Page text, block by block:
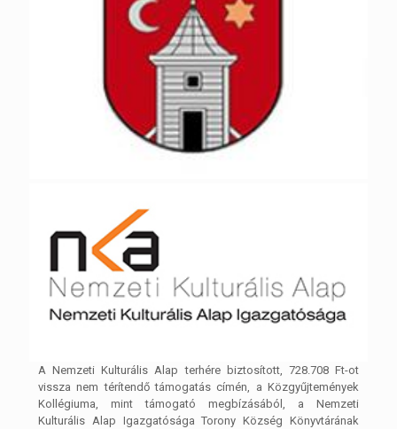
A Nemzeti Kulturális Alap terhére biztosított, 728.708 Ft-ot
vissza nem térítendő támogatás címén, a Közgyűjtemények
Kollégiuma, mint támogató megbízásából, a Nemzeti
Kulturális Alap Igazgatósága Torony Község Könyvtárának